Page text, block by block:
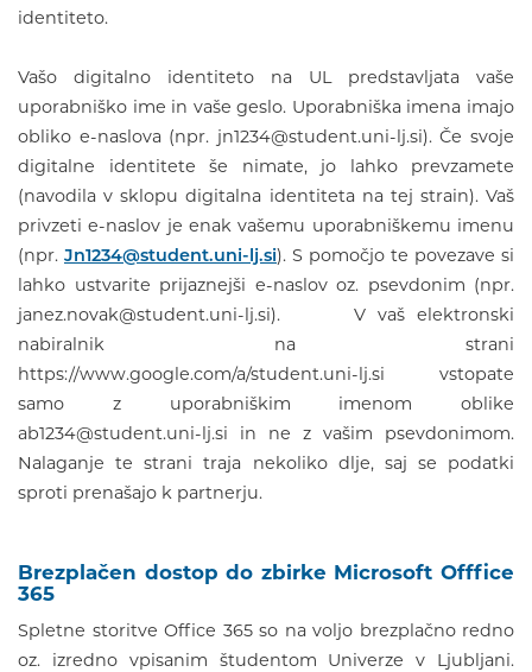
identiteto.
Vašo digitalno identiteto na UL predstavljata vaše
uporabniško ime in vaše geslo. Uporabniška imena imajo
obliko e-naslova (npr. jn1234@student.uni-lj.si). Če svoje
digitalne identitete še nimate, jo lahko prevzamete
(navodila v sklopu digitalna identiteta na tej strain). Vaš
privzeti e-naslov je enak vašemu uporabniškemu imenu
(npr. Jn1234@student.uni-lj.si). S pomočjo te povezave si
lahko ustvarite prijaznejši e-naslov oz. psevdonim (npr.
janez.novak@student.uni-lj.si). V vaš elektronski
nabiralnik na strani
https://www.google.com/a/student.uni-lj.si vstopate
samo z uporabniškim imenom oblike
ab1234@student.uni-lj.si in ne z vašim psevdonimom.
Nalaganje te strani traja nekoliko dlje, saj se podatki
sproti prenašajo k partnerju.
Brezplačen dostop do zbirke Microsoft Offfice
365
Spletne storitve Office 365 so na voljo brezplačno redno
oz. izredno vpisanim študentom Univerze v Ljubljani.